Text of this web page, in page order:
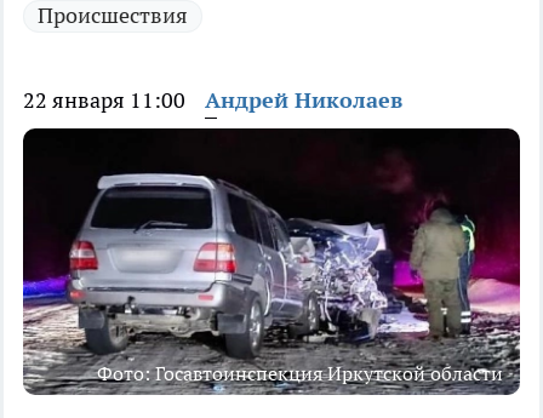
Происшествия
22 января 11:00 Андрей Николаев
Фото: Госавтоинспекция Иркутской области